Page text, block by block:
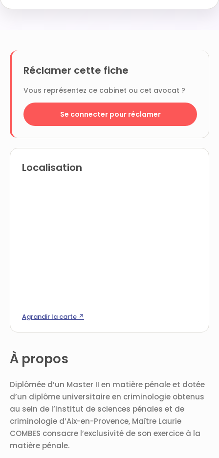
À propos
Diplômée d’un Master II en matière pénale et dotée
d’un diplôme universitaire en criminologie obtenus
au sein de l’institut de sciences pénales et de
criminologie d’Aix-en-Provence, Maître Laurie
COMBES consacre l’exclusivité de son exercice à la
matière pénale.
Réclamer cette fiche
Vous représentez ce cabinet ou cet avocat ?
Se connecter pour réclamer
Localisation
Agrandir la carte ↗